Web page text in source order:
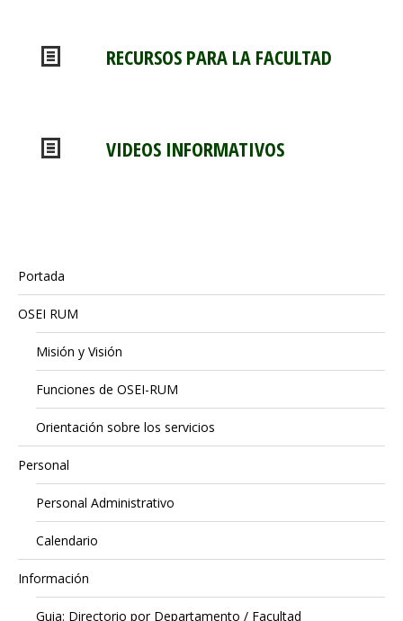
RECURSOS PARA LA FACULTAD
VIDEOS INFORMATIVOS
Portada
OSEI RUM
Misión y Visión
Funciones de OSEI-RUM
Orientación sobre los servicios
Personal
Personal Administrativo
Calendario
Información
Guia: Directorio por Departamento / Facultad